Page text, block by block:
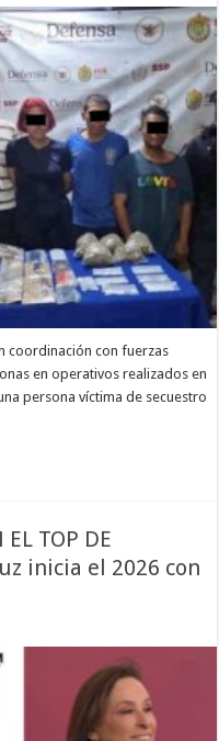
coordinación con fuerzas
en operativos realizados en
persona víctima de secuestro
EL TOP DE
inicia el 2026 con